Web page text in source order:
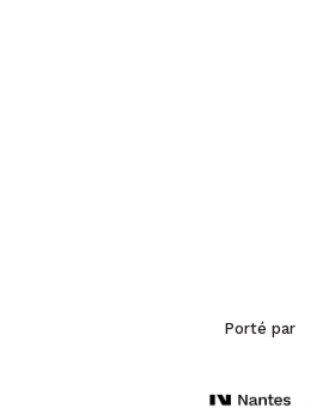
Porté par